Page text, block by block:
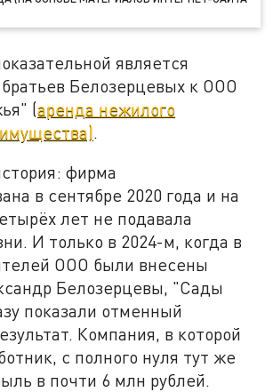
является
Белозерцевых к ООО
(аренда нежилого
.
фирма
в сентябре 2020 года и на
лет не подавала
И только в 2024-м, когда в
ООО были внесены
Белозерцевы, "Сады
показали отменный
Компания, в которой
с полного нуля тут же
в почти 6 млн рублей.